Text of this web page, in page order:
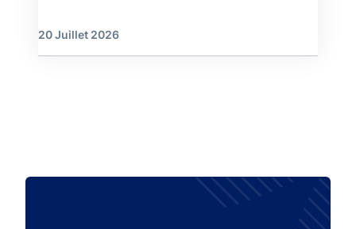
20 Juillet 2026